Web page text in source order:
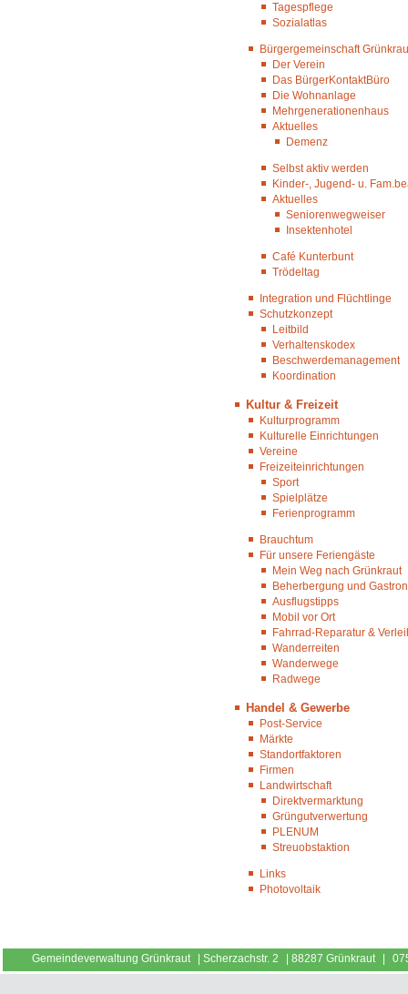
Tagespflege
Sozialatlas
Bürgergemeinschaft
Der Verein
Das BürgerKontaktBüro
Die Wohnanlage
Mehrgenerationenhaus
Aktuelles
Demenz
Selbst aktiv werden
Kinder-, Jugend- u.
Aktuelles
Seniorenwegweiser
Insektenhotel
Café Kunterbunt
Trödeltag
Integration und Flüchtlinge
Schutzkonzept
Leitbild
Verhaltenskodex
Beschwerdemanagement
Koordination
Kultur & Freizeit
Kulturprogramm
Kulturelle Einrichtungen
Vereine
Freizeiteinrichtungen
Sport
Spielplätze
Ferienprogramm
Brauchtum
Für unsere Feriengäste
Mein Weg nach Grünkraut
Beherbergung und
Ausflugstipps
Mobil vor Ort
Fahrrad-Reparatur &
Wanderreiten
Wanderwege
Radwege
Handel & Gewerbe
Post-Service
Märkte
Standortfaktoren
Firmen
Landwirtschaft
Direktvermarktung
Grüngutverwertung
PLENUM
Streuobstaktion
Links
Photovoltaik
Gemeindeverwaltung Grünkraut Scherzachstr. 2 88287 Grünkraut